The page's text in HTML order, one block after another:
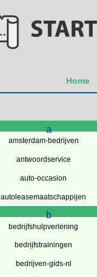
Home
a
amsterdam-bedrijven
antwoordservice
auto-occasion
autoleasemaatschappijen
b
bedrijfshulpverlening
bedrijfstrainingen
bedrijven-gids-nl